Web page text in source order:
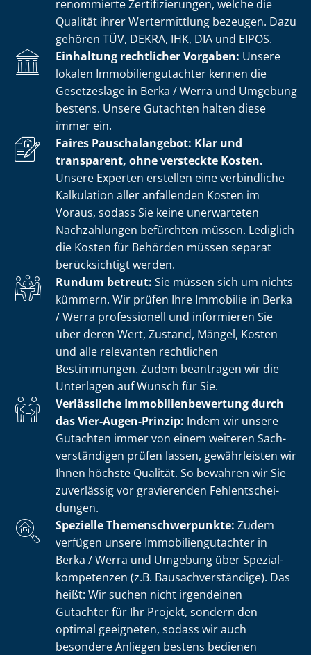
renommierte Zer­ti­fi­zie­run­gen, welche die
Qualität ihrer Wertermittlung bezeugen. Dazu
gehören TÜV, DEKRA, IHK, DIA und EIPOS.
Einhaltung rechtlicher Vorgaben: Unsere
lokalen Im­mo­bi­li­en­gut­ach­ter kennen die
Gesetzeslage in Berka / Werra und Umgebung
bestens. Unsere Gutachten halten diese
immer ein.
Faires Pauschalangebot: Klar und
transparent, ohne versteckte Kosten.
Unsere Experten erstellen eine verbindliche
Kalkulation aller anfallenden Kosten im
Voraus, sodass Sie keine unerwarteten
Nachzahlungen befürchten müssen. Lediglich
die Kosten für Behörden müssen separat
berücksichtigt werden.
Rundum betreut: Sie müssen sich um nichts
kümmern. Wir prüfen Ihre Immobilie in Berka
/ Werra professionell und informieren Sie
über deren Wert, Zustand, Mängel, Kosten
und alle relevanten rechtlichen
Bestimmungen. Zudem beantragen wir die
Unterlagen auf Wunsch für Sie.
Verlässliche Im­mo­bi­li­en­be­wer­tung durch
das Vier-Augen-Prinzip: Indem wir unsere
Gutachten immer von einem weiteren Sach­
ver­stän­di­gen prüfen lassen, gewährleisten wir
Ihnen höchste Qualität. So bewahren wir Sie
zuverlässig vor gravierenden Fehl­ent­schei­
dun­gen.
Spezielle The­men­schwer­punk­te: Zudem
verfügen unsere Im­mo­bi­li­en­gut­ach­ter in
Berka / Werra und Umgebung über Spe­zi­al­
kom­pe­ten­zen (z.B. Bau­sach­ver­stän­di­ge). Das
heißt: Wir suchen nicht irgendeinen
Gutachter für Ihr Projekt, sondern den
optimal geeigneten, sodass wir auch
besondere Anliegen bestens bedienen